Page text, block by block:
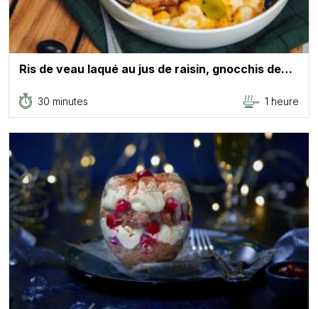
Ris de veau laqué au jus de raisin, gnocchis de…
30 minutes 1 heure